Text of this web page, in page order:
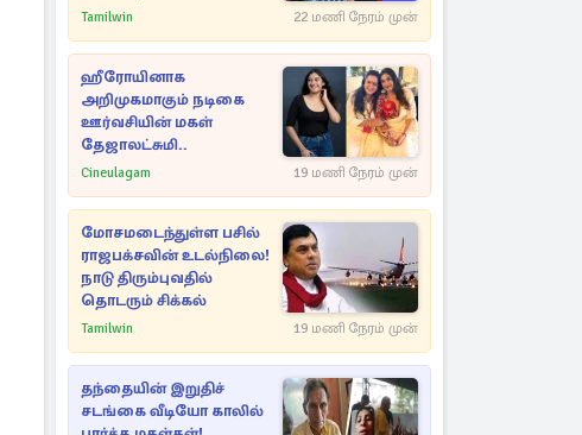
நீதிமன்றத்தில் வெளியான
Tamilwin 22 மணி நேரம் முன்
ஹீரோயினாக
அறிமுகமாகும் நடிகை
ஊர்வசியின் மகள்
தேஜாலட்சுமி..
Cineulagam 19 மணி நேரம் முன்
மோசமடைந்துள்ள பசில்
ராஜபக்சவின் உடல்நிலை!
நாடு திரும்புவதில்
தொடரும் சிக்கல்
Tamilwin 19 மணி நேரம் முன்
தந்தையின் இறுதிச்
சடங்கை வீடியோ காலில்